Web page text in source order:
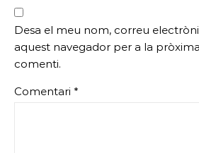
Desa el meu nom, correu
aquest navegador per a la
comenti.
Comentari *